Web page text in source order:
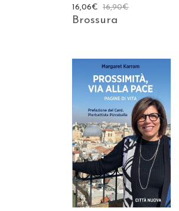
16,90€
16,06€
Brossura
AGGIUNGI AL CARRELLO